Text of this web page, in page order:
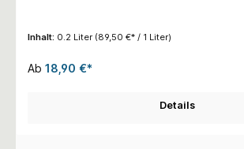
Inhalt: 0.2 Liter (89,50 €* / 1 Liter)
Ab 18,90 €*
Details